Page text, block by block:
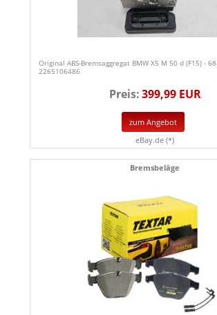
Original ABS-Bremsaggregat BMW X5 M 50 d (F15) -
2265106486
Preis:399,99 EUR
zum Angebot
eBay.de (*)
Bremsbeläge